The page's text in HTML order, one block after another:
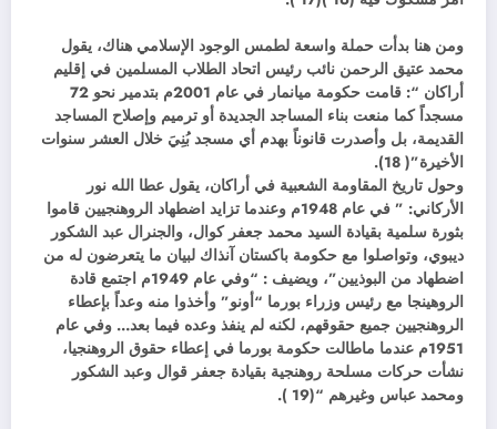
ومن هنا بدأت حملة واسعة لطمس الوجود الإسلامي هناك، يقول
محمد عتيق الرحمن نائب رئيس اتحاد الطلاب المسلمين في إقليم
أراكان “: قامت حكومة ميانمار في عام 2001م بتدمير نحو 72
مسجداً كما منعت بناء المساجد الجديدة أو ترميم وإصلاح المساجد
القديمة، بل وأصدرت قانوناً بهدم أي مسجد بُنِيَ خلال العشر سنوات
الأخيرة”( 18).
وحول تاريخ المقاومة الشعبية في أراكان، يقول عطا الله نور
الأركاني: ” في عام 1948م وعندما تزايد اضطهاد الروهنجيين قاموا
بثورة سلمية بقيادة السيد محمد جعفر كوال، والجنرال عبد الشكور
ديبوي، وتواصلوا مع حكومة باكستان آنذاك لبيان ما يتعرضون له من
اضطهاد من البوذيين”، ويضيف : “وفي عام 1949م اجتمع قادة
الروهينجا مع رئيس وزراء بورما “أونو” وأخذوا منه وعداً بإعطاء
الروهنجيين جميع حقوقهم، لكنه لم ينفذ وعده فيما بعد… وفي عام
1951م عندما ماطالت حكومة بورما في إعطاء حقوق الروهنجيا،
نشأت حركات مسلحة روهنجية بقيادة جعفر قوال وعبد الشكور
ومحمد عباس وغيرهم “(19 ).